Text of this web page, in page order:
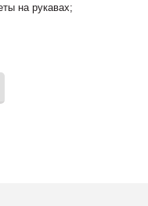
на рукавах;